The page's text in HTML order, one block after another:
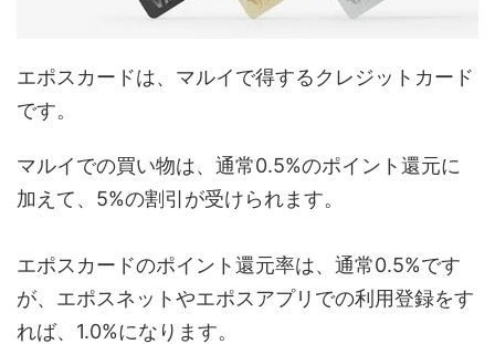
エポスカードは、マルイで得するクレジットカード
です。
マルイでの買い物は、通常0.5%のポイント還元に
加えて、5%の割引が受けられます。
エポスカードのポイント還元率は、通常0.5%です
が、エポスネットやエポスアプリでの利用登録をす
れば、1.0%になります。